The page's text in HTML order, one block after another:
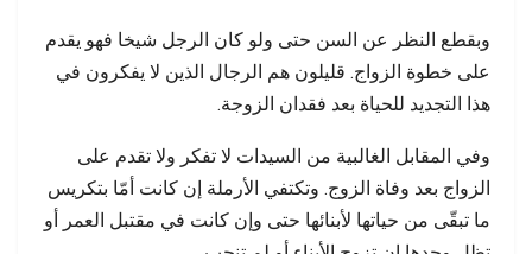
وبقطع النظر عن السن حتى ولو كان الرجل شيخا فهو يقدم
على خطوة الزواج. قليلون هم الرجال الذين لا يفكرون في
هذا التجديد للحياة بعد فقدان الزوجة.
وفي المقابل الغالبية من السيدات لا تفكر ولا تقدم على
الزواج بعد وفاة الزوج. وتكتفي الأرملة إن كانت أمّا بتكريس
ما تبقّى من حياتها لأبنائها حتى وإن كانت في مقتبل العمر أو